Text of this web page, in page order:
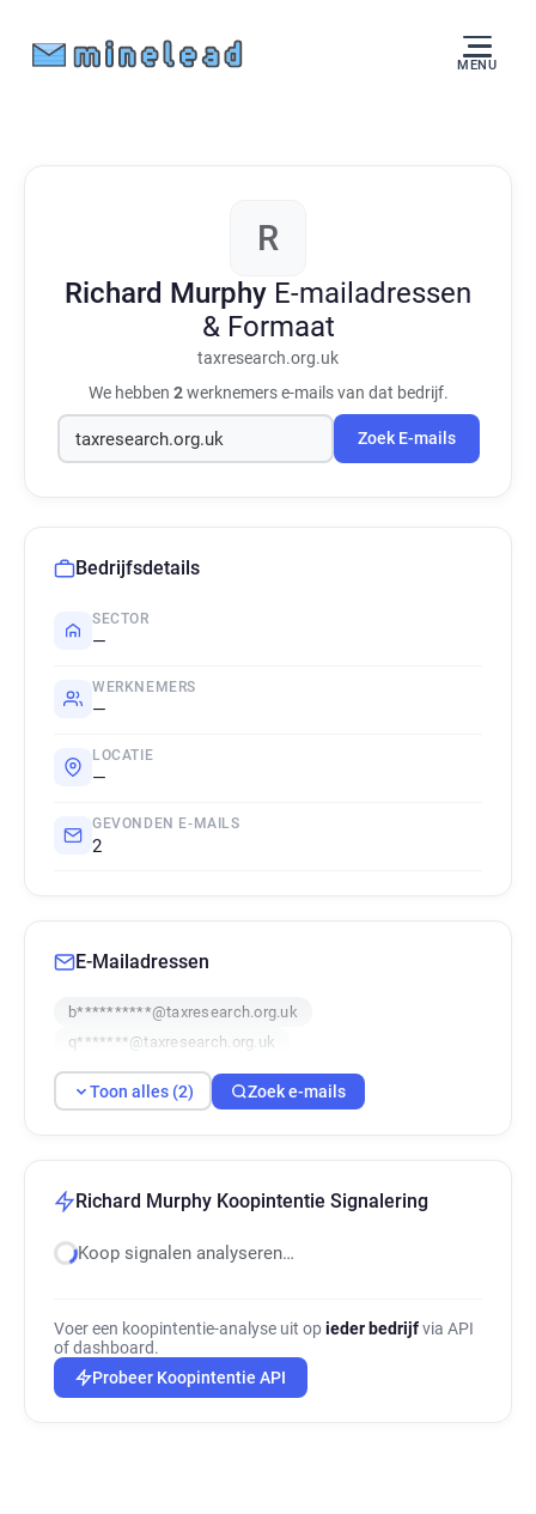
MENU
R
Richard Murphy E-mailadressen
& Formaat
taxresearch.org.uk
We hebben 2werknemers e-mails van dat bedrijf.
Zoek E-mails
Bedrijfsdetails
SECTOR
—
WERKNEMERS
—
LOCATIE
—
GEVONDEN E-MAILS
2
E-Mailadressen
b**********@taxresearch.org.uk
q*******@taxresearch.org.uk
Toon alles (2) Zoek e-mails
Richard Murphy Koopintentie Signalering
Koop signalen analyseren…
Voer een koopintentie-analyse uit op ieder bedrijfvia API
of dashboard.
Probeer Koopintentie API